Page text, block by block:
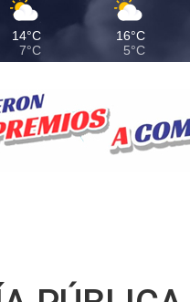
14°C
7°C
16°C
5°C